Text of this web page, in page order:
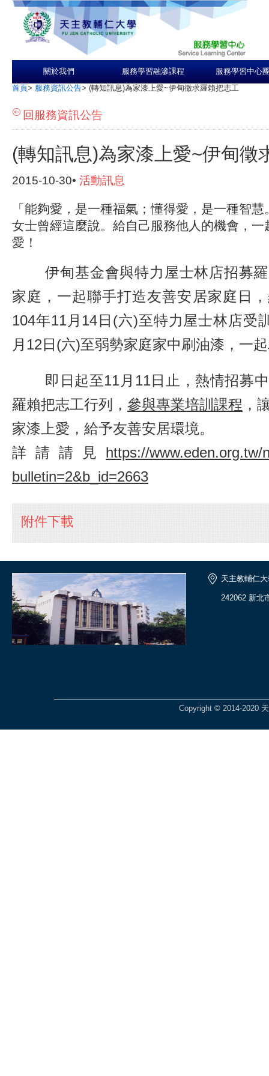
關於我們 服務學習融滲課程 服務學習中心
首頁> 服務資訊公告> (轉知訊息)為家漆上愛~伊甸徵求羅賴把志工
回服務資訊公告
(轉知訊息)為家漆上愛~伊甸徵
2015-10-30• 活動訊息
「能夠愛，是一種福氣；懂得愛，是一種智
女士曾經這麼說。給自己服務他人的機會，一
愛！
伊甸基金會與特力屋士林店招募羅
家庭，一起聯手打造友善安居家庭日
104年11月14日(六)至特力屋士林店受
月12日(六)至弱勢家庭家中刷油漆，一
即日起至11月11日止，熱情招募中
羅賴把志工行列， 參與專業培訓課程 ，
家漆上愛，給予友善安居環境。
詳請請見 https://www.eden.org.tw/
bulletin=2&b_id=2663
附件下載
天主教輔仁
242062 新北
Copyright © 2014-2020